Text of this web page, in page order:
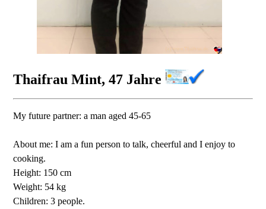
Thaifrau Mint, 47 Jahre
My future partner: a man aged 45-65
About me: I am a fun person to talk, cheerful and I enjoy to
cooking.
Height: 150 cm
Weight: 54 kg
Children: 3 people.